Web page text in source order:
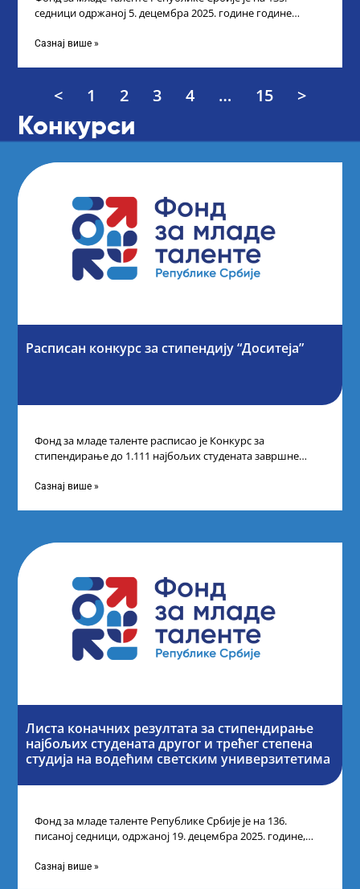
седници одржаној 5. децембра 2025. године године
Сазнај више »
< 1 2 3 4 … 15 >
Конкурси
Расписан конкурс за стипендију “Доситеја”
Фонд за младе таленте расписао је Конкурс за
стипендирање до 1.111 најбољих студената завршне
Сазнај више »
Листа коначних резултата за стипендирање
најбољих студената другог и трећег степена
студија на водећим светским универзитетима
Фонд за младе таленте Републике Србије је на 136.
писаној седници, одржаној 19. децембра 2025. године,
Сазнај више »